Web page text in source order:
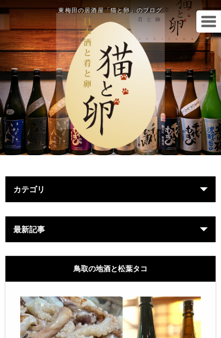
東梅田の居酒屋「猫と卵」のブログ
カテゴリ
最新記事
鳥取の地酒と松葉タコ